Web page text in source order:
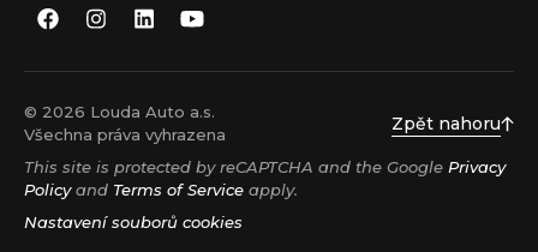
© 2026 Louda Auto a.s.
Všechna práva vyhrazena
Zpět nahoru
This site is protected by reCAPTCHA and the Google Privacy
Policyand Terms of Service apply.
Nastavení souborů cookies